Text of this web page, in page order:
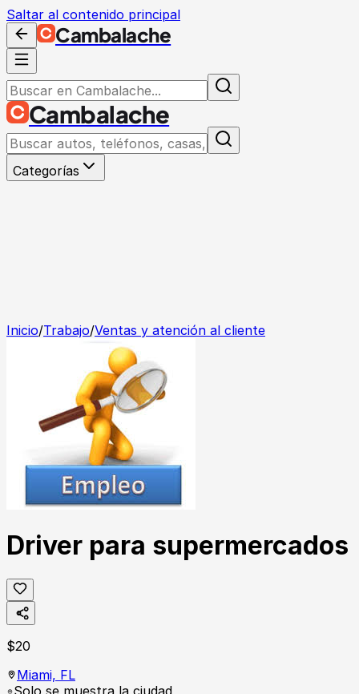
Saltar al contenido principal
Cambalache
Cambalache
Categorías
Inicio/Trabajo/Ventas y atención al cliente
Driver para supermercados
$20
Miami, FL
Solo se muestra la ciudad